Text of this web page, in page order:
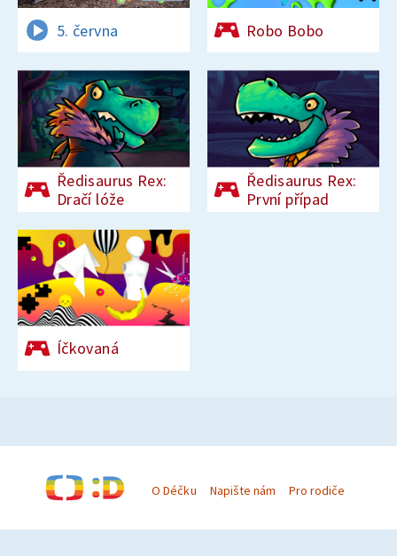
5. června Robo Bobo
Ředisaurus Rex:
Dračí lóže
Ředisaurus Rex:
První případ
Íčkovaná
O Déčku Napište nám Pro rodiče